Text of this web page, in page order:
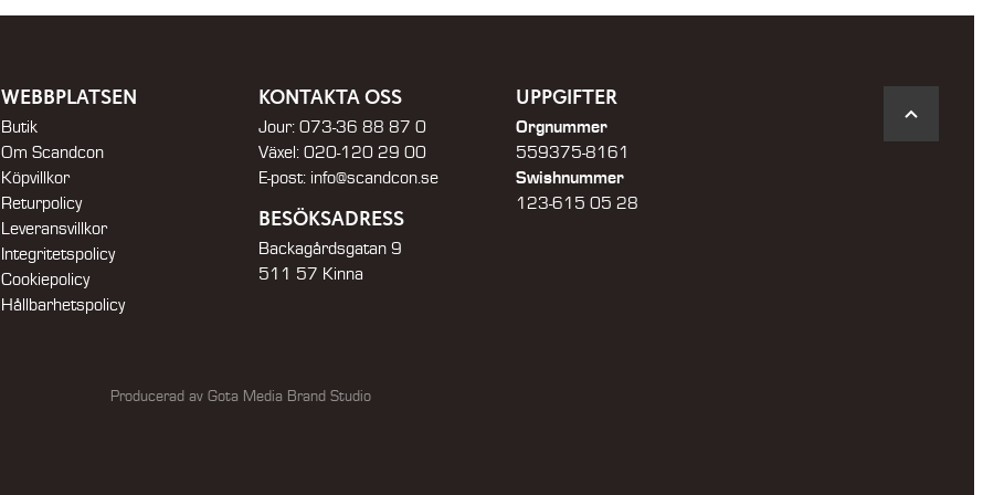
WEBBPLATSEN
Butik
Om Scandcon
Köpvillkor
Returpolicy
Leveransvillkor
Integritetspolicy
Cookiepolicy
Hållbarhetspolicy
KONTAKTA OSS
Jour: 073-36 88 87 0
Växel: 020-120 29 00
E-post: info@scandcon.se
BESÖKSADRESS
Backagårdsgatan 9
511 57 Kinna
UPPGIFTER
Orgnummer
559375-8161
Swishnummer
123-615 05 28
Producerad av Gota Media Brand Studio